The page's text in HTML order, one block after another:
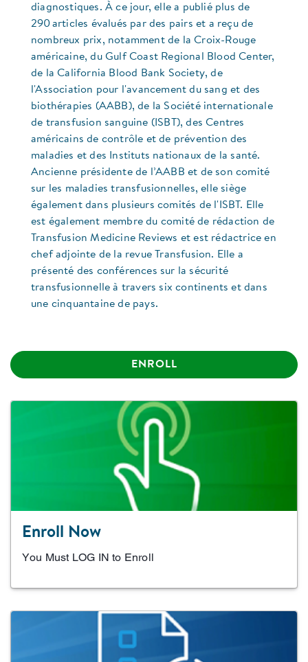
diagnostiques. À ce jour, elle a publié plus de
290 articles évalués par des pairs et a reçu de
nombreux prix, notamment de la Croix-Rouge
américaine, du Gulf Coast Regional Blood Center,
de la California Blood Bank Society, de
l'Association pour l'avancement du sang et des
biothérapies (AABB), de la Société internationale
de transfusion sanguine (ISBT), des Centres
américains de contrôle et de prévention des
maladies et des Instituts nationaux de la santé.
Ancienne présidente de l’AABB et de son comité
sur les maladies transfusionnelles, elle siège
également dans plusieurs comités de l'ISBT. Elle
est également membre du comité de rédaction de
Transfusion Medicine Reviews et est rédactrice en
chef adjointe de la revue Transfusion. Elle a
présenté des conférences sur la sécurité
transfusionnelle à travers six continents et dans
une cinquantaine de pays.
ENROLL
Enroll Now
You Must LOG IN to Enroll